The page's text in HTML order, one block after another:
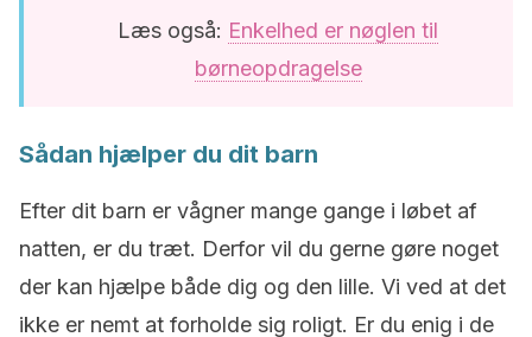
Læs også: Enkelhed er nøglen til
børneopdragelse
Sådan hjælper du dit barn
Efter dit barn er vågner mange gange i løbet af
natten, er du træt. Derfor vil du gerne gøre noget
der kan hjælpe både dig og den lille. Vi ved at det
ikke er nemt at forholde sig roligt. Er du enig i de